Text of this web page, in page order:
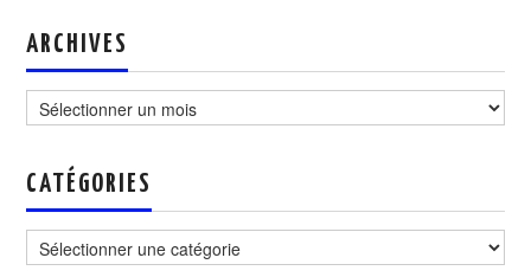
ARCHIVES
CATÉGORIES